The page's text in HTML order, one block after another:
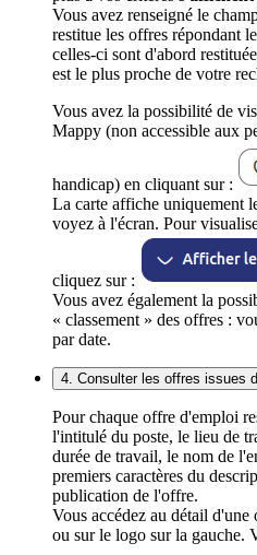
Vous avez renseigné le
restitue les offres répondant
celles-ci sont d'abord
est le plus proche de votre
Vous avez la possibilité de
Mappy (non accessible aux
handicap) en cliquant sur :
La carte affiche uniquement
voyez à l'écran. Pour
cliquez sur :
Vous avez également la
« classement » des offres :
par date.
4. Consulter les offres issues
Pour chaque offre d'emploi
l'intitulé du poste, le lieu de
durée de travail, le nom de
premiers caractères du
publication de l'offre.
Vous accédez au détail
ou sur le logo sur la gauche.